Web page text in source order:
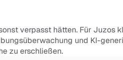
verpasst hätten. Für Juzos
und KI-
zu erschließen.